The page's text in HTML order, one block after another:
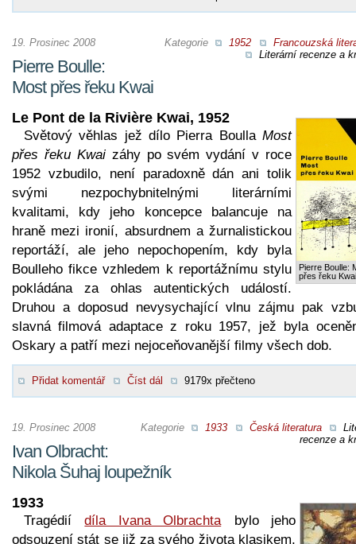
Kategorie 1952
Francouzská
Literární recenze a
19. Prosinec 2008
Pierre Boulle:
Most přes řeku Kwai
Pierre Boulle:
přes řeku Kwai
Le Pont de la Rivière Kwai, 1952
Světový věhlas jež dílo Pierra Boulla Most
přes řeku Kwaizáhy po svém vydání v roce
1952 vzbudilo, není paradoxně dán ani tolik
svými nezpochybnitelnými literárními
kvalitami, kdy jeho koncepce balancuje na
hraně mezi ironií, absurdnem a žurnalistickou
reportáží, ale jeho nepochopením, kdy byla
Boulleho fikce vzhledem k reportážnímu stylu
pokládána za ohlas autentických událostí.
Druhou a doposud nevysychající vlnu zájmu pak
slavná filmová adaptace z roku 1957, jež byla
Oskary a patří mezi nejoceňovanější filmy všech dob.
Přidat komentář Číst dál 9179x přečteno
Kategorie 1933 Česká literatura
recenze a
19. Prosinec 2008
Ivan Olbracht:
Nikola Šuhaj loupežník
1933
Tragédií díla Ivana Olbrachta bylo jeho
odsouzení stát se již za svého života klasikem,